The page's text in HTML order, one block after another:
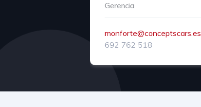
Gerencia
monforte@conceptscars.es
692 762 518